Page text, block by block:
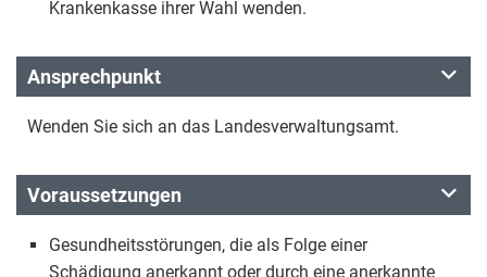
Krankenkasse ihrer Wahl wenden.
Ansprechpunkt
Wenden Sie sich an das Landesverwaltungsamt.
Voraussetzungen
Gesundheitsstörungen, die als Folge einer
Schädigung anerkannt oder durch eine anerkannte